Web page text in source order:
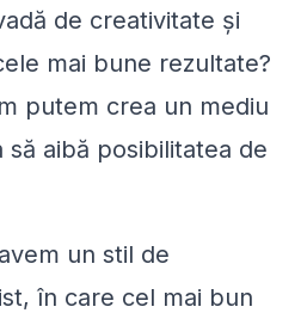
de creativitate şi
mai bune rezultate?
putem crea un mediu
aibă posibilitatea de
un stil de
în care cel mai bun